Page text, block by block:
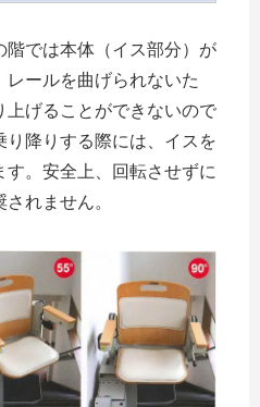
階では本体（イス部分）が
レールを曲げられないた
上げることができないので
降りする際には、イスを
す。安全上、回転させずに
れません。